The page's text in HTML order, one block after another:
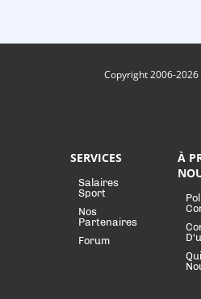
Copyright 2006-
SERVICES
Salaires
Sport
Nos
Partenaires
Forum
À